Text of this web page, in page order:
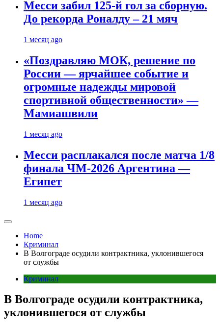
Месси забил 125-й гол за сборную.
До рекорда Роналду – 21 мяч
1 месяц ago
«Поздравляю МОК, решение по
России — ярчайшее событие и
огромные надежды мировой
спортивной общественности» —
Мамиашвили
1 месяц ago
Месси расплакался после матча 1/8
финала ЧМ-2026 Аргентина —
Египет
1 месяц ago
Home
Криминал
В Волгограде осудили контрактника, уклонившегося
от службы
Криминал
В Волгограде осудили контрактника,
уклонившегося от службы